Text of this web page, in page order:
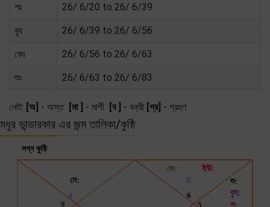
শঃ 26/ 6/20 to 26/ 6/39
বুধ 26/ 6/39 to 26/ 6/56
কেঃ 26/ 6/56 to 26/ 6/63
শুঃ 26/ 6/63 to 26/ 6/83
নোট: [অ] - অস্ত [মা ] - মার্গী [ব ] - বক্রী [গ্র] - গ্রহণ
মধুর ভান্ডারকার এর জন্ম তালিকা/কুষ্ঠি